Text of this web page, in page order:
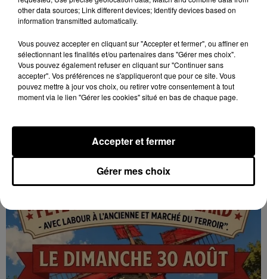
Randonnée pédestre. Deux parcours au choix.
Inscription obligatoire.
other data sources; Link different devices; Identify devices based on
information transmitted automatically.
Vous pouvez accepter en cliquant sur "Accepter et fermer", ou affiner en
sélectionnant les finalités et/ou partenaires dans "Gérer mes choix".
Vous pouvez également refuser en cliquant sur "Continuer sans
accepter". Vos préférences ne s'appliqueront que pour ce site. Vous
pouvez mettre à jour vos choix, ou retirer votre consentement à tout
moment via le lien "Gérer les cookies" situé en bas de chaque page.
Gérer mes choix
Accepter et fermer